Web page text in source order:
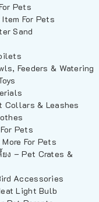
Pets
For Pets
Sand
Feeders & Watering
Collars & Leashes
Pets
For Pets
ง – Pet Crates &
Accessories
Light Bulb